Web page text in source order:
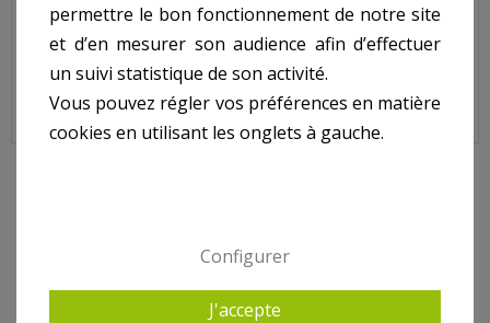
Sur image , N° 10
Quantité à prévoir : 3
permettre le bon fonctionnement de notre site
et d’en mesurer son audience afin d’effectuer
un suivi statistique de son activité.
Vous pouvez régler vos préférences en matière
cookies en utilisant les onglets à gauche.
Configurer
J'accepte